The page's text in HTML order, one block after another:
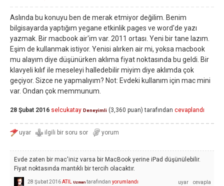
Aslında bu konuyu ben de merak etmiyor değilim. Benim
bilgisayarda yaptığım yegane etkinlik pages ve word'de yazı
yazmak. Bir macbook air'im var. 2011 ortası. Yeni bir tane lazım.
Eşim de kullanmak istiyor. Yenisi alırken air mi, yoksa macbook
mu alayım diye düşünürken aklıma fiyat noktasında bu geldi. Bir
klavyeli kılıf ile meseleyi halledebilir miyim diye aklımda çok
geçiyor. Sizce ne yapmalıyım? Not: Evdeki kullanım için mac mini
var. Ondan çok memmunum.
28 Şubat 2016 selcukatay Deneyimli (3,360 puan) tarafından cevaplandı
Evde zaten bir mac'iniz varsa bir MacBook yerine iPad düşünülebilir.
Fiyat noktasında mantıklı bir tercih olacaktır.
28 Şubat 2016ATIL Uzman tarafından yorumlandı